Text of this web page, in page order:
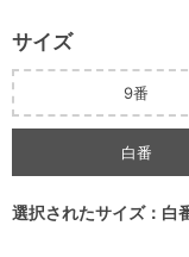
サイズ
9番
白番
選択されたサイズ：白